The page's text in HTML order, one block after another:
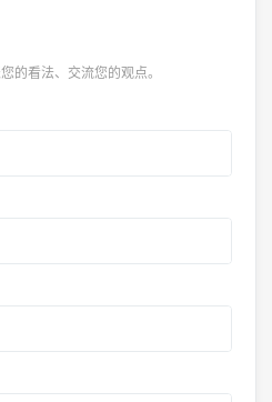
的看法、交流您的观点。